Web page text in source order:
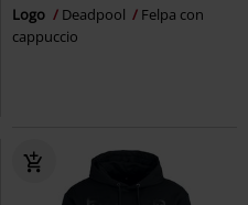
Logo Deadpool
Felpa con
cappuccio